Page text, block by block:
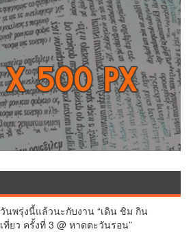
วันพรุ่งนี้แล้วนะกับงาน “เดิน ชิม กิน
เที่ยว ครั้งที่ 3 @ หาดตะวันรอน”